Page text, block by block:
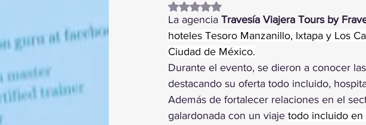
Obtuvo NaN de 5 estrellas.
La agencia Travesía Viajera Tours by
hoteles Tesoro Manzanillo, Ixtapa y Los
Ciudad de México.
Durante el evento, se dieron a conocer
destacando su oferta todo incluido,
Además de fortalecer relaciones en el
galardonada con un viaje todo incluido en